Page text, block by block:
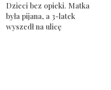
Dzieci bez opieki. Matka
była pijana, a 3-latek
wyszedł na ulicę